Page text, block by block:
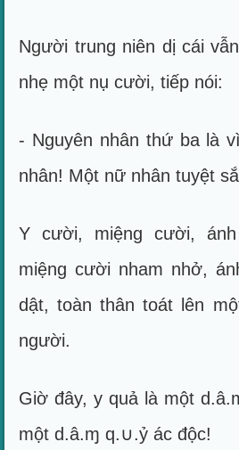
Người trung niên dị cái
nhẹ một nụ cười, tiếp nói:
- Nguyên nhân thứ ba là
nhân! Một nữ nhân tuyệt
Y cười, miệng cười,
miệng cười nham nhở,
dật, toàn thân toát lên
người.
Giờ đây, y quả là một
một d.â.ɱ q.∪.ỷ ác độc!